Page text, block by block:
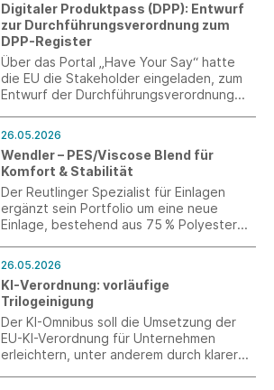
Digitaler Produktpass (DPP): Entwurf
zur Durchführungsverordnung zum
DPP-Register
Über das Portal „Have Your Say“ hatte
die EU die Stakeholder eingeladen, zum
Entwurf der Durchführungsverordnung
einer Stellungnahme beteiligt.
26.05.2026
Wendler – PES/Viscose Blend für
Komfort & Stabilität
Der Reutlinger Spezialist für Einlagen
ergänzt sein Portfolio um eine neue
Einlage, bestehend aus 75 % Polyester
26.05.2026
KI-Verordnung: vorläufige
Trilogeinigung
Der KI-Omnibus soll die Umsetzung der
EU-KI-Verordnung für Unternehmen
erleichtern, unter anderem durch klarere